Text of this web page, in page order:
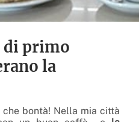
di primo
la
che bontà! Nella mia città